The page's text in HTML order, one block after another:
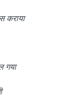
कराया
गया